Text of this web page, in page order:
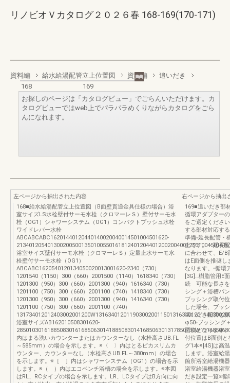
リノビオＶカタログ２０２６春 168-169(170-171)
資料編 給水給湯配管立上位置図 資料編
追いだき
168
169
お探しのページは「カタログビュー」でごらんいただけます。カ
タログビューではweb上でパラパラめくりながらカタログをごら
んになれます。
左ページから抽出された内容
168■給水給湯配管立上位置図（B面壁貫通金具仕様の場合）浴
室サイズLS水栓壁付サーモ水栓（クロマーレＳ）壁付サーモ水
栓（OG1）シャワーシステム（OG1）コンパクトプッシュ水栓
ワイドレバー水栓
ABCABCABC16201440120440140020040014501004501620-
浴室サイズ壁付サーモ水栓（クロマーレＳ）定量止水サーモ水
栓壁付サーモ水栓（OG1）
ABCABC1620540120134050020013001620-2340（730）
1201540（1150）300（660）2001500（1140）1618340（730）
1201300（950）300（660）2001300（940）1616340（730）
1201100（750）300（660）2001100（740）1418340（730）
1201300（950）300（660）2001300（940）1416340（730）
1201100（750）300（660）2001100（740）
浴室サイズAB162010508301620-
内はまる洗いカウンターまたはカウンターなし（水栓高さUB.FL
～585mm）の場合を示します。※〈 〉内はとるピカスリムカ
ウンター、カウンターなし（水栓高さUB.FL～380mm）の場合
を示します。※［ ］内はシャワーシステム（OG1）の場合を示
します。※（ ）内はエコベンチ浴槽の場合を示します。※本図
はRL、RCタイプの場合を示します。LR、LCタイプはB方向に向
右ページから抽出
169■追いだき部
循環アダプター
をご選定くださ
する部材対応す
準備◦延長配管・
止です。・延長
に合わせて、E/
はE面側を推奨
なります。◦循環
[3G]…樹脂管用E
続 可能な長さを
シング＋浴槽パ
ブッシング取付
した場合、ブッ
追いだき配管と
φ50◦ブッシング
面側となります
付位置はB面側
グ1本※[4S]は高
します。浴室給
箇所浴室給湯機
浴室給湯機器浴
だき設定一覧※